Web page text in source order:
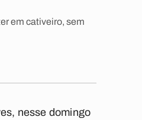
em cativeiro, sem
nesse domingo